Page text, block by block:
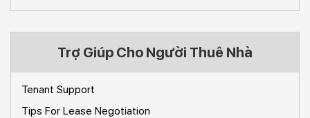
Trợ Giúp Cho Người Thuê Nhà
Tenant Support
Tips For Lease Negotiation